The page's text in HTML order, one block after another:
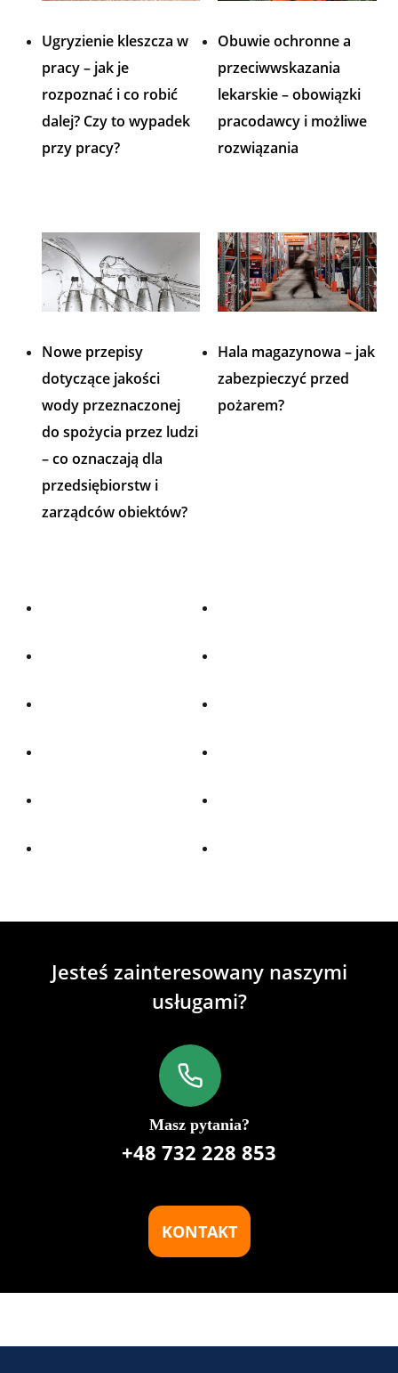
Ugryzienie kleszcza w
pracy – jak je
rozpoznać i co robić
dalej? Czy to wypadek
przy pracy?
Obuwie ochronne a
przeciwwskazania
lekarskie – obowiązki
pracodawcy i możliwe
rozwiązania
Nowe przepisy
dotyczące jakości
wody przeznaczonej
do spożycia przez ludzi
– co oznaczają dla
przedsiębiorstw i
zarządców obiektów?
Hala magazynowa – jak
zabezpieczyć przed
pożarem?
Jesteś zainteresowany naszymi
usługami?
Masz pytania?
+48 732 228 853
KONTAKT